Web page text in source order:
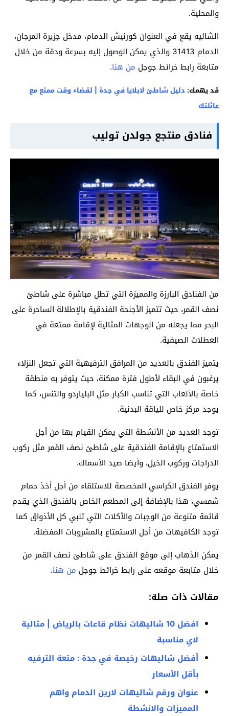
والمحلية.
الشاليه يقع في العنوان كورنيش الدمام، مدخل جزيرة المرجان،
الدمام 31413 والذي يمكن الوصول إليه بسرعة ودقة من خلال
متابعة رابط خرائط جوجل من هنا.
قد يهمك: دليل شاطئ لابلايا في جدة | لقضاء وقت ممتع مع
عائلتك
فنادق منتجع جولدن توليب
من الفنادق البارزة والمميزة التي تطل مباشرة على شاطئ
نصف القمر، حيث تتميز الأجنحة الفندقية بالإطلالة الساحرة على
البحر مما يجعله من الوجهات المثالية لإقامة ممتعة في
العطلات الصيفية.
يتميز الفندق بالعديد من المرافق الترفيهية التي تجعل النزلاء
يرغبون في البقاء لأطول فترة ممكنة، حيث يتوفر به منطقة
خاصة بالألعاب التي تناسب الكبار مثل البلياردو والتنس، كما
يوجد مركز خاص للياقة البدنية.
توجد العديد من الأنشطة التي يمكن القيام بها من أجل
الاستمتاع بالإقامة الفندقية على شاطئ نصف القمر مثل ركوب
الدراجات وركوب الخيل، وأيضا صيد الأسماك.
يوفر الفندق الكراسي المخصصة للاستلقاء من أجل أخذ حمام
شمسي، هذا بالإضافة إلى المطعم الخاص بالفندق الذي يقدم
قائمة متنوعة من الوجبات والأكلات التي تلبي كل الأذواق كما
توجد الكافيهات من أجل الاستمتاع بالمشروبات المفضلة.
يمكن الذهاب إلى موقع الفندق على شاطئ نصف القمر من
خلال متابعة موقعه على رابط خرائط جوجل من هنا.
مقالات ذات صلة:
افضل 10 شاليهات نظام قاعات بالرياض | مثالية
لاي مناسبة
أفضل شاليهات رخيصة في جدة : متعة الترفيه
بأقل الأسعار
عنوان ورقم شاليهات لارين الدمام واهم
المميزات والانشطة